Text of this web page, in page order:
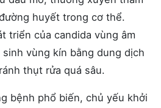
huyết trong cơ thể.
triển của candida vùng âm
vùng kín bằng dung dịch
thụt rửa quá sâu.
bệnh phổ biến, chủ yếu khởi